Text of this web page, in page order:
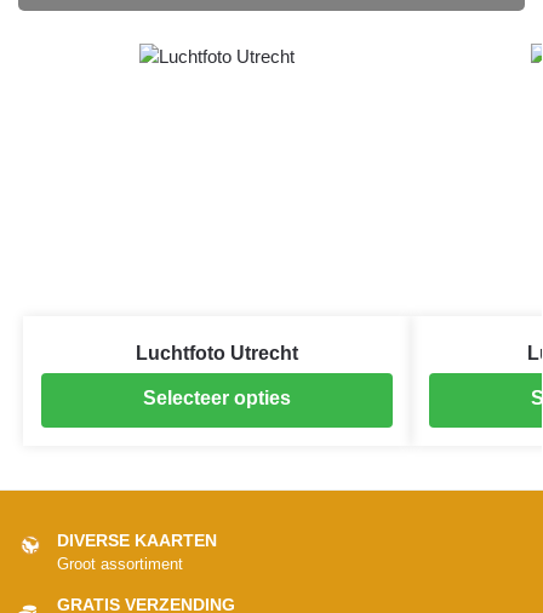
Luchtfoto Utrecht
Selecteer opties
DIVERSE KAARTEN
Groot assortiment
GRATIS VERZENDING